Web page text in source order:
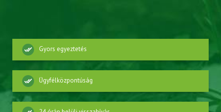
Gyors egyeztetés
Ügyfélközpontúság